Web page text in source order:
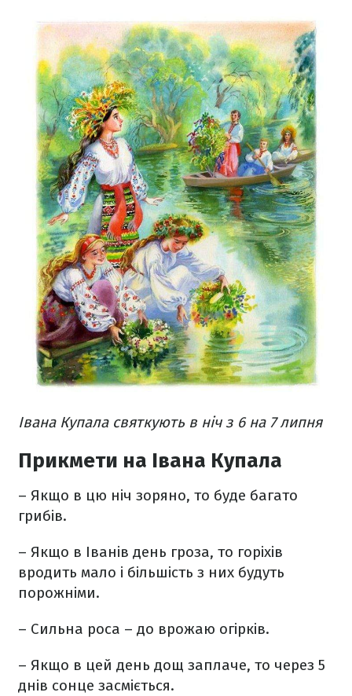
Івана Купала святкують в ніч з 6 на 7 липня
Прикмети на Івана Купала
– Якщо в цю ніч зоряно, то буде багато
грибів.
– Якщо в Іванів день гроза, то горіхів
вродить мало і більшість з них будуть
порожніми.
– Сильна роса – до врожаю огірків.
– Якщо в цей день дощ заплаче, то через 5
днів сонце засміється.